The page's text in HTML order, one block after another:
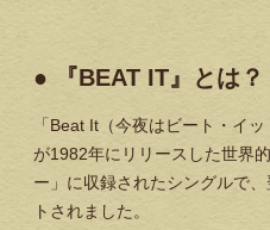
● 『BEAT IT』とは？
「Beat It（今夜はビート・イ
が1982年にリリースした世界
ー」に収録されたシングルで
トされました。